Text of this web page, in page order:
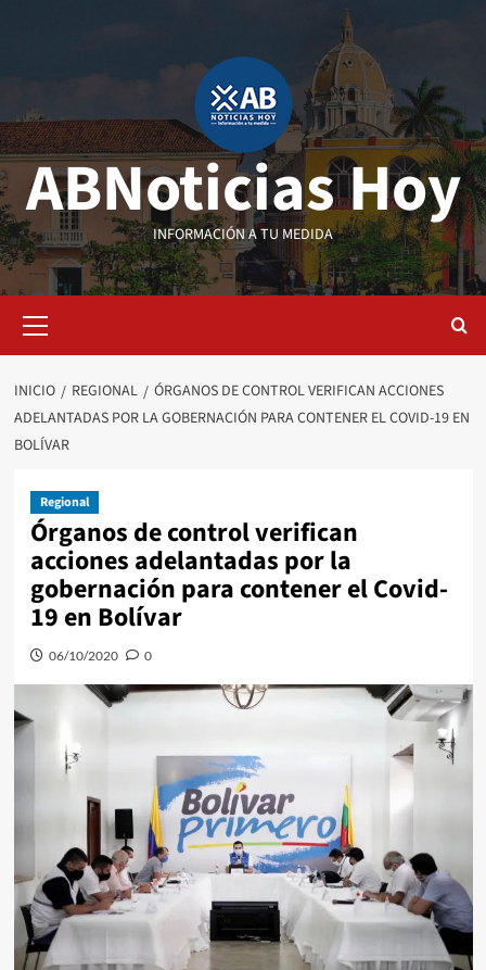
ABNoticias Hoy
INFORMACIÓN A TU MEDIDA
primario
INICIO REGIONAL
ÓRGANOS DE CONTROL VERIFICAN ACCIONES
ADELANTADAS POR LA GOBERNACIÓN PARA CONTENER EL COVID-19 EN
BOLÍVAR
Regional
Órganos de control verifican
acciones adelantadas por la
gobernación para contener el Covid-
19 en Bolívar
06/10/2020 0